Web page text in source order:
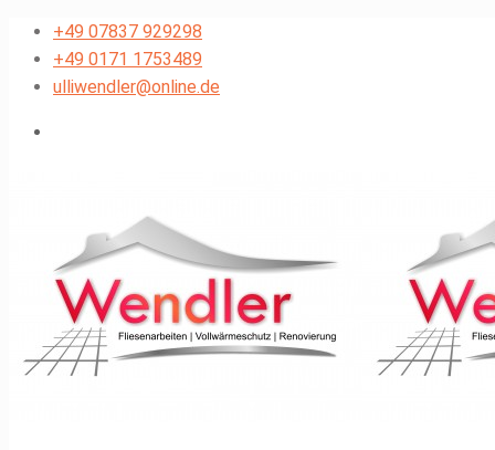
+49 07837 929298
+49 0171 1753489
ulliwendler@online.de